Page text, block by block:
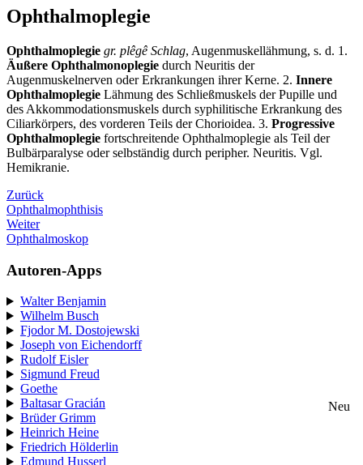
Ophthalmoplegie
Ophthalmoplegie gr. plêgê Schlag, Augenmuskellähmung, s. d. 1.
Äußere Ophthalmonoplegie durch Neuritis der
Augenmuskelnerven oder Erkrankungen ihrer Kerne. 2. Innere
Ophthalmoplegie Lähmung des Schließmuskels der Pupille und
des Akkommodationsmuskels durch syphilitische Erkrankung des
Ciliarkörpers, des vorderen Teils der Chorioidea. 3. Progressive
Ophthalmoplegie fortschreitende Ophthalmoplegie als Teil der
Bulbärparalyse oder selbständig durch peripher. Neuritis. Vgl.
Hemikranie.
Zurück
Ophthalmophthisis
Weiter
Ophthalmoskop
Autoren-Apps
Walter Benjamin
Wilhelm Busch
Fjodor M. Dostojewski
Joseph von Eichendorff
Rudolf Eisler
Sigmund Freud
Goethe
Baltasar Gracián
Neu
Brüder Grimm
Heinrich Heine
Friedrich Hölderlin
Edmund Husserl